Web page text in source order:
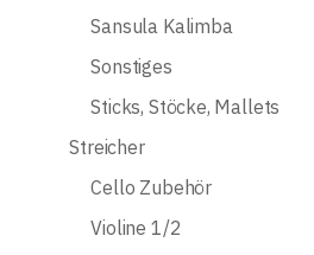
Sansula Kalimba
Sonstiges
Sticks, Stöcke, Mallets
Streicher
Cello Zubehör
Violine 1/2